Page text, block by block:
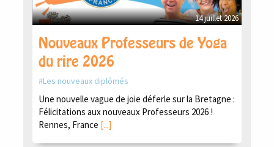
14 juillet 2026
Nouveaux Professeurs de Yoga
du rire 2026
Les nouveaux diplômés
Une nouvelle vague de joie déferle sur la Bretagne :
Félicitations aux nouveaux Professeurs 2026 !
Rennes, France [...]